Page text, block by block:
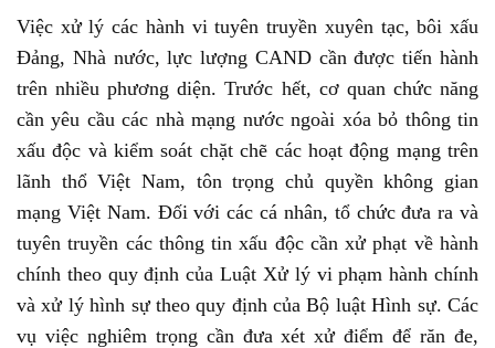
Việc xử lý các hành vi tuyên truyền xuyên tạc, bôi xấu
Đảng, Nhà nước, lực lượng CAND cần được tiến hành
trên nhiều phương diện. Trước hết, cơ quan chức năng
cần yêu cầu các nhà mạng nước ngoài xóa bỏ thông tin
xấu độc và kiểm soát chặt chẽ các hoạt động mạng trên
lãnh thổ Việt Nam, tôn trọng chủ quyền không gian
mạng Việt Nam. Đối với các cá nhân, tổ chức đưa ra và
tuyên truyền các thông tin xấu độc cần xử phạt về hành
chính theo quy định của Luật Xử lý vi phạm hành chính
và xử lý hình sự theo quy định của Bộ luật Hình sự. Các
vụ việc nghiêm trọng cần đưa xét xử điểm để răn đe,